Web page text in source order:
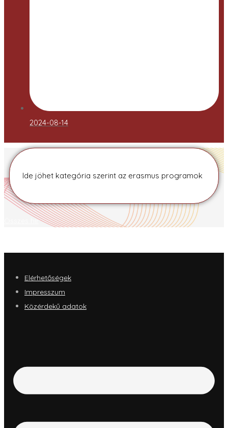
2024-08-14
Ide jöhet kategória szerint az erasmus programok
Összes hír
Elérhetőségek
Impresszum
Közérdekű adatok